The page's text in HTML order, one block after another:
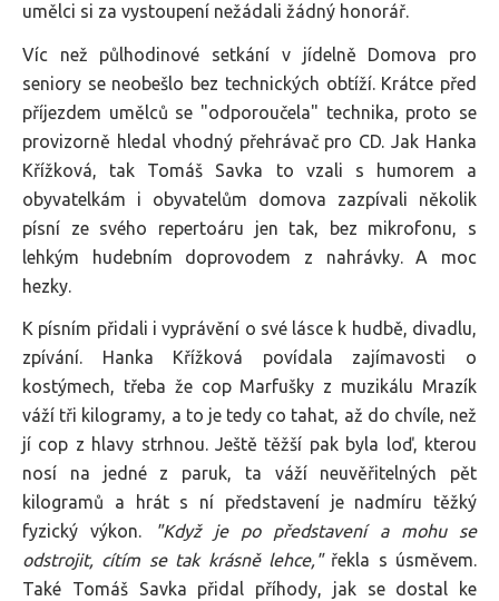
umělci si za vystoupení nežádali žádný honorář.
Víc než půlhodinové setkání v jídelně Domova pro
seniory se neobešlo bez technických obtíží. Krátce před
příjezdem umělců se "odporoučela" technika, proto se
provizorně hledal vhodný přehrávač pro CD. Jak Hanka
Křížková, tak Tomáš Savka to vzali s humorem a
obyvatelkám i obyvatelům domova zazpívali několik
písní ze svého repertoáru jen tak, bez mikrofonu, s
lehkým hudebním doprovodem z nahrávky. A moc
hezky.
K písním přidali i vyprávění o své lásce k hudbě, divadlu,
zpívání. Hanka Křížková povídala zajímavosti o
kostýmech, třeba že cop Marfušky z muzikálu Mrazík
váží tři kilogramy, a to je tedy co tahat, až do chvíle, než
jí cop z hlavy strhnou. Ještě těžší pak byla loď, kterou
nosí na jedné z paruk, ta váží neuvěřitelných pět
kilogramů a hrát s ní představení je nadmíru těžký
fyzický výkon.
"Když je po představení a mohu se
odstrojit, cítím se tak krásně lehce," řekla s úsměvem.
Také Tomáš Savka přidal příhody, jak se dostal ke